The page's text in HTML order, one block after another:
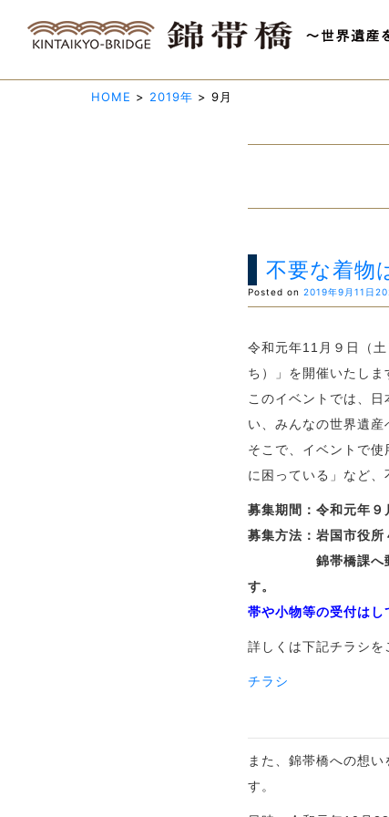
HOME > 2019年 > 9月
不要な着物
Posted on 2019年9月11日
令和元年11月９日（
ち）」を開催いたしま
このイベントでは、
い、みんなの世界遺産
そこで、イベントで
に困っている」など、
募集期間：令和元年９
募集方法：岩国市役所
錦帯橋課へ郵送等
す。
帯や小物等の受付はし
詳しくは下記チラシを
チラシ
また、錦帯橋への想
す。